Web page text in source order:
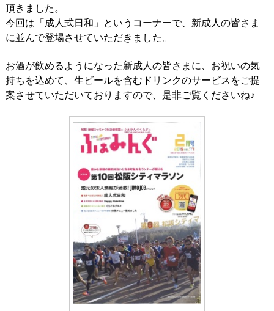
頂きました。
今回は「成人式日和」というコーナーで、新成人の皆さま
に並んで登場させていただきました。
お酒が飲めるようになった新成人の皆さまに、お祝いの気
持ちを込めて、生ビールを含むドリンクのサービスをご提
案させていただいておりますので、是非ご覧くださいね♪